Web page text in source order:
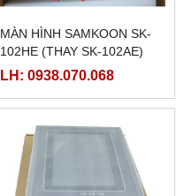
MÀN HÌNH SAMKOON SK-
102HE (THAY SK-102AE)
LH: 0938.070.068